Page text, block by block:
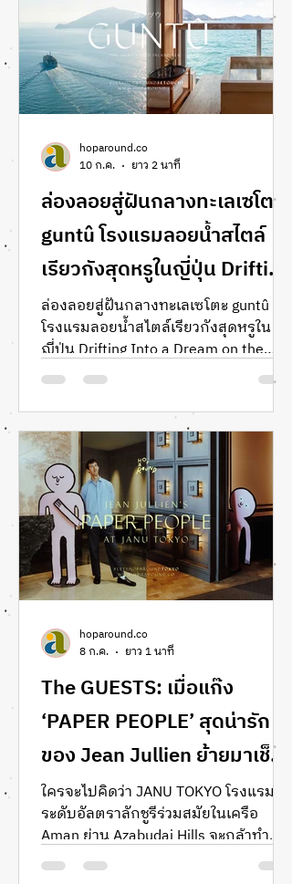
เที่ยวญี่ปุ่นด้วยตัวเอง Japan travel
guide kanagawa must visit visit japan
best architecture in japan Tokyo
Kanagawa KAIT Plaza สถาปัตยกรรมที่
ทำให้ “เวลา” กลายเป็นส่ว
ล่องลอยสู่ฝันกลางทะเลเซโตะ
guntû โรงแรมลอยน้ำสไตล์
เรียวกังสุดหรูในญี่ปุ่น Drifting
Into a Dream on the Seto
Inland Sea Aboard the
Floating Ryokan guntû
ล่องลอยสู่ฝันกลางทะเลเซโตะ guntû
โรงแรมลอยน้ำสไตล์เรียวกังสุดหรูใน
ญี่ปุ่น Drifting Into a Dream on the
Seto Inland Sea Aboard the Floating
ryokan seto inland sea japan review
full review how to book รีวิวเรือ guntû
รีวิวล่องเรือในญี่ปุ่น เที่ยวญี่ปุ่น รีวิวญี่ปุ่น
รีวิว guntû setouchi review ガンツウ公
式サイト
hoparound.co
10 ก.ค.
ยาว 2 นาที
The GUESTS: เมื่อแก๊ง
‘PAPER PEOPLE’ สุดน่ารัก
ของ Jean Jullien ย้ายมาเช็ค
อินที่ Janu Tokyo
ใครจะไปคิดว่า JANU TOKYO โรงแรม
ระดับอัลตราลักชูรีร่วมสมัยในเครือ
Aman ย่าน Azabudai Hills จะกล้าทำ
อะไรแบบนี้! ซัมเมอร์นี้พาไปสลัดภาพ
hoparound.co
8 ก.ค.
ยาว 1 นาที